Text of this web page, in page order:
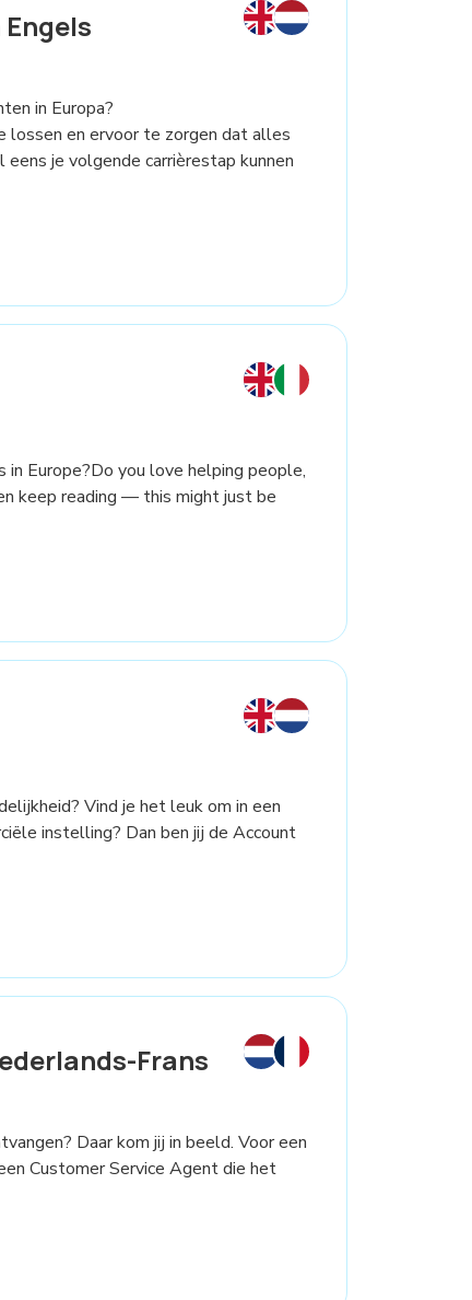
in Europa?
lossen en ervoor te zorgen dat alles
je volgende carrièrestap kunnen
Europe?Do you love helping people,
keep reading — this might just be
Vind je het leuk om in een
instelling? Dan ben jij de Account
Frans
Daar kom jij in beeld. Voor een
Customer Service Agent die het